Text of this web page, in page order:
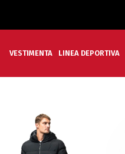
VESTIMENTA LINEA DEPORTIVA